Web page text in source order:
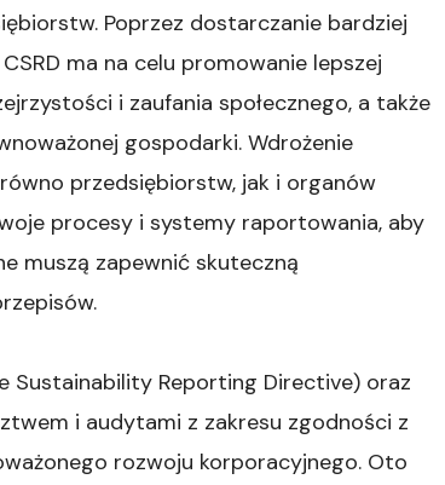
Poprzez dostarczanie bardziej
ma na celu promowanie lepszej
i zaufania społecznego, a także
gospodarki. Wdrożenie
przedsiębiorstw, jak i organów
procesy i systemy raportowania, aby
muszą zapewnić skuteczną
Sustainability Reporting Directive) oraz
i audytami z zakresu zgodności z
rozwoju korporacyjnego. Oto